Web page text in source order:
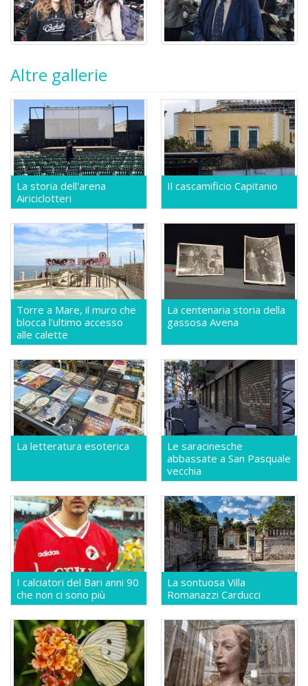
Altre gallerie
La storia dell'arena
Airiciclotteri
Il cascamificio Capitanio
Torre a Mare, il muro che
blocca l'ultimo accesso
alle calette
La centenaria storia della
gassosa Avena
La letteratura esoterica
Le saracinesche
abbassate a San Pasquale
vecchia
I calciatori del Bari anni 90
che non ci sono più
La sontuosa Villa
Romanazzi Carducci